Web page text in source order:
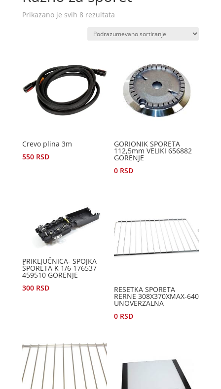
Prikazano je svih 8 rezultata
Crevo plina 3m
550 RSD
GORIONIK SPORETA
112,5mm VELIKI 656882
GORENJE
0 RSD
PRIKLJUČNICA- SPOJKA
ŠPORETA K 1/6 176537
459510 GORENJE
300 RSD RESETKA SPORETA
RERNE 308X370XMAX-640
UNOVERZALNA
0 RSD